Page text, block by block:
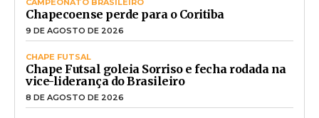
CAMPEONATO BRASILEIRO
Chapecoense perde para o Coritiba
9 DE AGOSTO DE 2026
CHAPE FUTSAL
Chape Futsal goleia Sorriso e fecha rodada na
vice-liderança do Brasileiro
8 DE AGOSTO DE 2026